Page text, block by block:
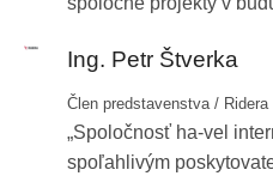
ObrázokIng. Petr Štverka
Člen predstavenstva / Ridera
Spoločnosť ha-vel
spoľahlivým